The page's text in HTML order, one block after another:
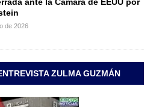
ante la Cámara de EEUU por
de 2026
ZULMA GUZMÁN